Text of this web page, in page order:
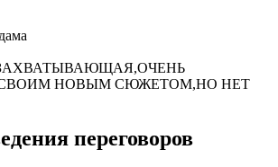
НОВЫМ СЮЖЕТОМ,НО НЕТ
переговоров